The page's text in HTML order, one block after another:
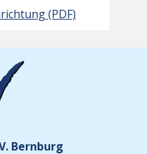
(PDF)
Bernburg